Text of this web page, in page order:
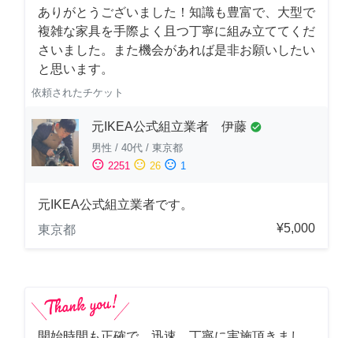
ありがとうございました！知識も豊富で、大型で
複雑な家具を手際よく且つ丁寧に組み立ててくだ
さいました。また機会があれば是非お願いしたい
と思います。
依頼されたチケット
元IKEA公式組立業者 伊藤 check_circle
男性 / 40代 / 東京都
sentiment_satisfied 2251 sentiment_neutral 26 sentiment_dissatisfied 1
元IKEA公式組立業者です。
東京都
¥5,000